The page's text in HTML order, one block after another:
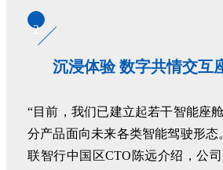
2
沉浸体验 数字共情交互
“目前，我们已建立起若干智能座
分产品面向未来各类智能驾驶形态
联智行中国区CTO陈远介绍，公司